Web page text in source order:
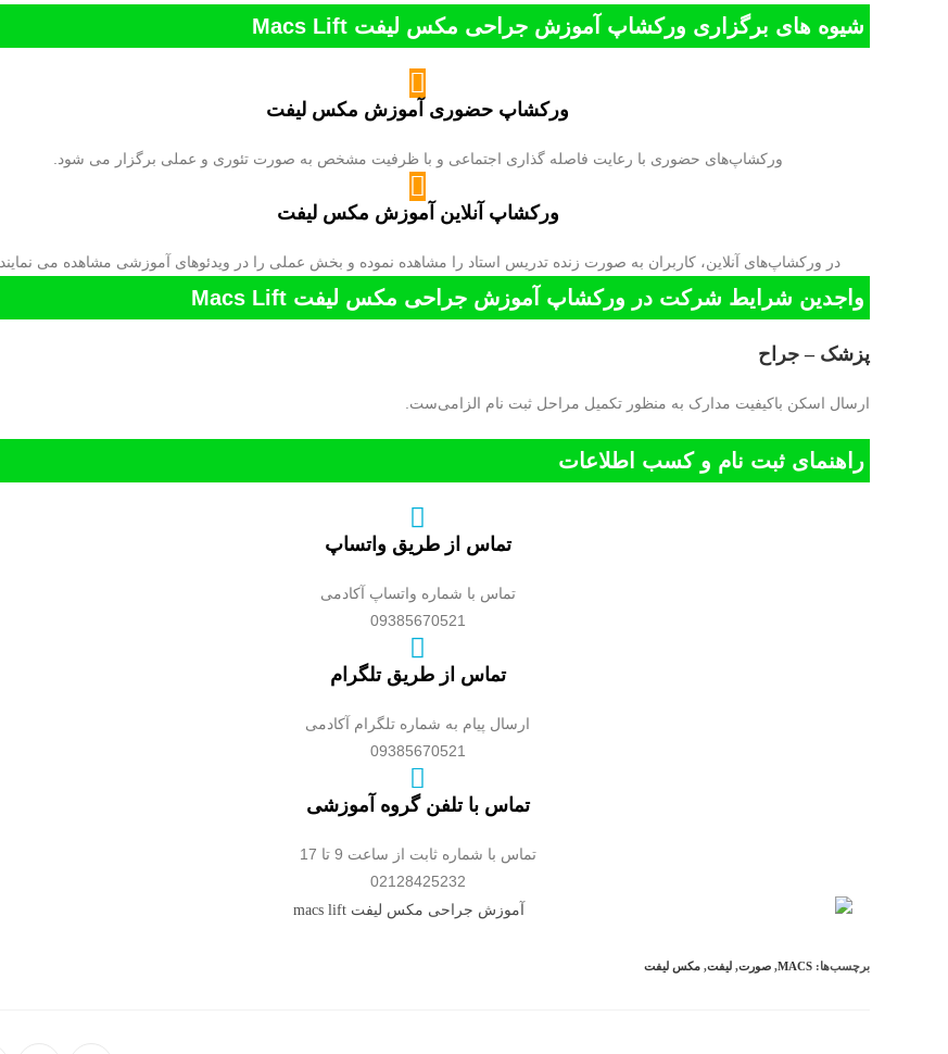
شیوه های برگزاری ورکشاپ آموزش جراحی مکس لیفت Macs Lift
ورکشاپ حضوری آموزش مکس لیفت
ورکشاپ‌های حضوری با رعایت فاصله گذاری اجتماعی و با ظرفیت مشخص به صورت تئوری و عملی برگزار می شود.
ورکشاپ آنلاین آموزش مکس لیفت
در ورکشاپ‌های آنلاین، کاربران به صورت زنده تدریس استاد را مشاهده نموده و بخش عملی را در ویدئوهای آموزشی مشاهده می نمایند.
واجدین شرایط شرکت در ورکشاپ آموزش جراحی مکس لیفت Macs Lift
پزشک – جراح
ارسال اسکن باکیفیت مدارک به منظور تکمیل مراحل ثبت نام الزامی‌ست.
راهنمای ثبت نام و کسب اطلاعات
تماس از طریق واتساپ
تماس با شماره واتساپ آکادمی
09385670521
تماس از طریق تلگرام
ارسال پیام به شماره تلگرام آکادمی
09385670521
تماس با تلفن گروه آموزشی
تماس با شماره ثابت از ساعت 9 تا 17
02128425232
برچسب‌ها: MACS
, صورت, لیفت, مکس لیفت